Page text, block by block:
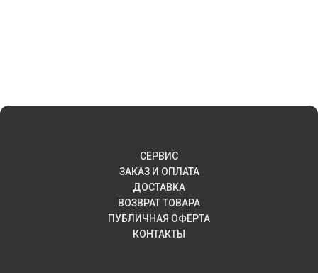
СЕРВИС
ЗАКАЗ И ОПЛАТА
ДОСТАВКА
ВОЗВРАТ ТОВАРА
ПУБЛИЧНАЯ ОФЕРТА
КОНТАКТЫ